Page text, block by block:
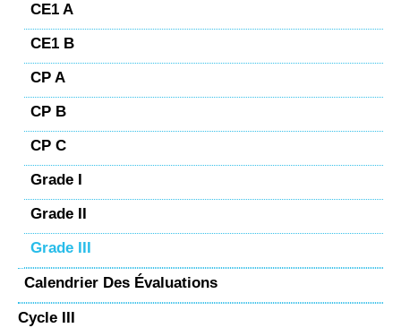
CE1 A
CE1 B
CP A
CP B
CP C
Grade I
Grade II
Grade III
Calendrier Des Évaluations
Cycle III